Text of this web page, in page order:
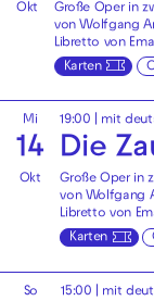
Okt
Große Oper in
von Wolfgang
Libretto von
Karten
Mi
14
Okt
19:00 | mit
Die
Große Oper in
von Wolfgang
Libretto von
Karten
So 15:00 mit